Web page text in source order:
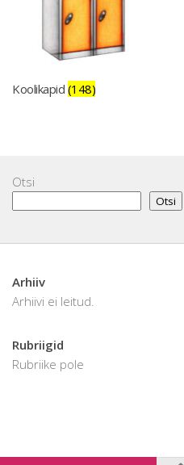
Koolikapid (148)
Otsi
Otsi
Arhiiv
Arhiivi ei leitud.
Rubriigid
Rubriike pole